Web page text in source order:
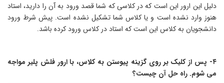
این ارور این است که در کلاسی که شما قصد ورود به آن را دارید، استاد
وارد نشده است و یا کلاس شما تشکیل نشده است. پیش شرط ورود
به کلاس این است که استاد در کلاس ورود کرده باشد.
۴- پس از کلیک بر روی گزینه پیوستن به کلاس، با ارور فلش پلیر مواجه
شوم. راه حل آن چیست؟